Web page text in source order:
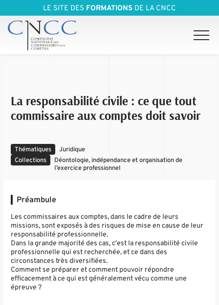
LE SITE DES FORMATIONS DE LA CNCC
La responsabilité civile : ce que tout
commissaire aux comptes doit savoir
Thématiques
Juridique
Collections
Déontologie, indépendance et organisation de
l’exercice professionnel
Préambule
Les commissaires aux comptes, dans le cadre de leurs
missions, sont exposés à des risques de mise en cause de leur
responsabilité professionnelle.
Dans la grande majorité des cas, c'est la responsabilité civile
professionnelle qui est recherchée, et ce dans des
circonstances très diversifiées.
Comment se préparer et comment pouvoir répondre
efficacement à ce qui est généralement vécu comme une
épreuve ?